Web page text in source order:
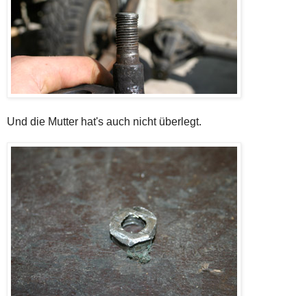
Und die Mutter hat's auch nicht überlegt.